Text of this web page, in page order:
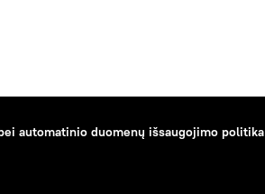
automatinio duomenų išsaugojimo politika